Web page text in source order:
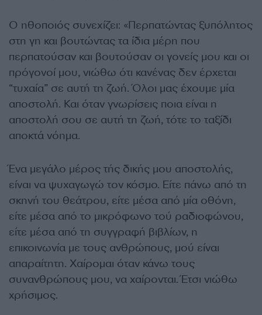
Ο ηθοποιός συνεχίζει: «Περπατώντας ξυπόλητος
στη γη και βουτώντας τα ίδια μέρη που
περπατούσαν και βουτούσαν οι γονείς μου και οι
πρόγονοί μου, νιώθω ότι κανένας δεν έρχεται
“τυχαία” σε αυτή τη ζωή. Όλοι μας έχουμε μία
αποστολή. Και όταν γνωρίσεις ποια είναι η
αποστολή σου σε αυτή τη ζωή, τότε το ταξίδι
αποκτά νόημα.
Ένα μεγάλο μέρος τής δικής μου αποστολής,
είναι να ψυχαγωγώ τον κόσμο. Είτε πάνω από τη
σκηνή του θεάτρου, είτε μέσα από μία οθόνη,
είτε μέσα από το μικρόφωνο τού ραδιοφώνου,
είτε μέσα από τη συγγραφή βιβλίων, η
επικοινωνία με τους ανθρώπους, μού είναι
απαραίτητη. Χαίρομαι όταν κάνω τους
συνανθρώπους μου, να χαίρονται. Έτσι νιώθω
χρήσιμος.